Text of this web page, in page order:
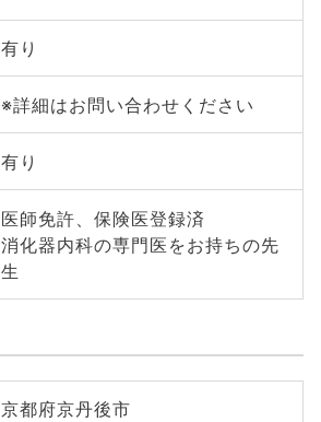
有り
※詳細はお問い合わせください
有り
医師免許、保険医登録済
消化器内科の専門医をお持ちの先
生
京都府京丹後市